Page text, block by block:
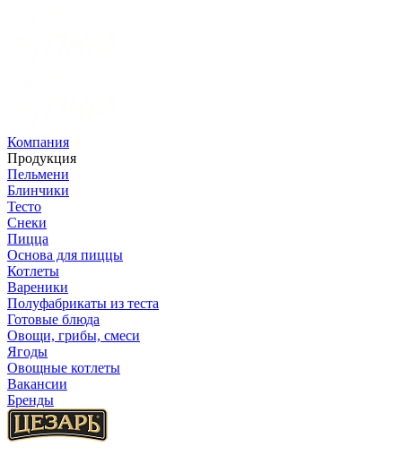
Компания
Продукция
Пельмени
Блинчики
Тесто
Снеки
Пицца
Основа для пиццы
Котлеты
Вареники
Полуфабрикаты из теста
Готовые блюда
Овощи, грибы, смеси
Ягоды
Овощные котлеты
Вакансии
Бренды